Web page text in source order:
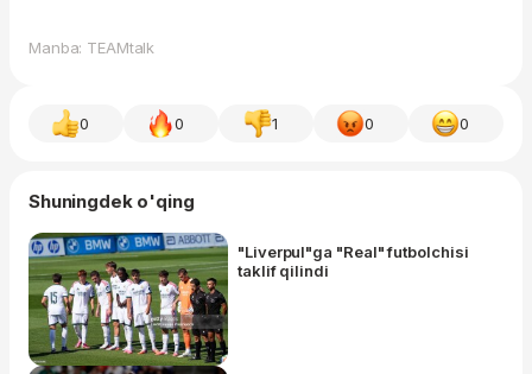
Manba: TEAMtalk
0 0 1 0 0
Shuningdek o'qing
"Liverpul"ga "Real" futbolchisi
taklif qilindi